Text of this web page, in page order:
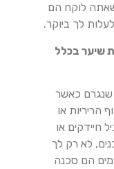
לוקח הם
לך ביוקר.
שיער בכלל
שנגרם כאשר
הריריות או
חיידקים או
לא רק לך
הם סכנה